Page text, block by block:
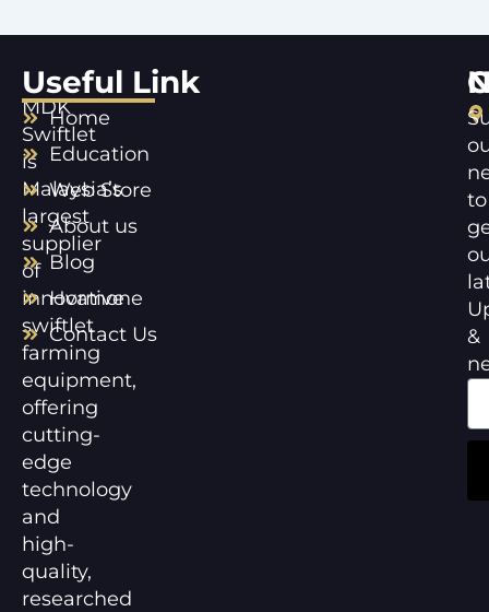
MDK
Swiftlet
is
Malaysia’s
largest
supplier
of
innovative
swiftlet
farming
equipment,
offering
cutting-
edge
technology
and
high-
quality,
researched
Useful Link
Home
Education
Web Store
About us
Blog
Hormone
Contact Us
to
&